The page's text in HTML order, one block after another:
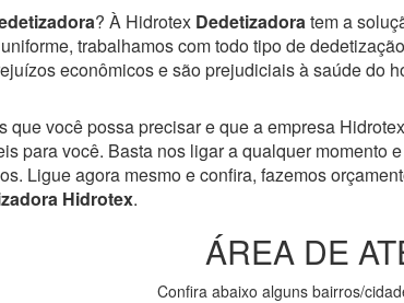
? À Hidrotex Dedetizadoratem a
trabalhamos com todo tipo de
econômicos e são prejudiciais à saúde do
que você possa precisar e que a empresa Hidrotex
para você. Basta nos ligar a qualquer
Ligue agora mesmo e confira, fazemos
Hidrotex.
ÁREA DE
Confira abaixo alguns bairros/